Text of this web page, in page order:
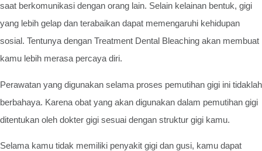
saat berkomunikasi dengan orang lain. Selain kelainan bentuk, gigi
yang lebih gelap dan terabaikan dapat memengaruhi kehidupan
sosial. Tentunya dengan Treatment Dental Bleaching akan membuat
kamu lebih merasa percaya diri.
Perawatan yang digunakan selama proses pemutihan gigi ini tidaklah
berbahaya. Karena obat yang akan digunakan dalam pemutihan gigi
ditentukan oleh dokter gigi sesuai dengan struktur gigi kamu.
Selama kamu tidak memiliki penyakit gigi dan gusi, kamu dapat